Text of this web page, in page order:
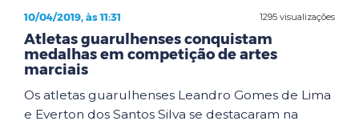
1295 visualizações
10/04/2019, às 11:31
Atletas guarulhenses conquistam
medalhas em competição de artes
marciais
Os atletas guarulhenses Leandro Gomes de Lima
e Everton dos Santos Silva se destacaram na